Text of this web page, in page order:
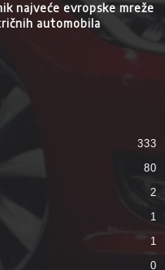
najveće evropske mreže
automobila
333
80
2
1
1
0